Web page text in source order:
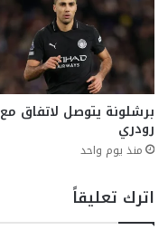
برشلونة يتوصل لاتفاق مع
رودري
منذ يوم واحد
اترك تعليقاً